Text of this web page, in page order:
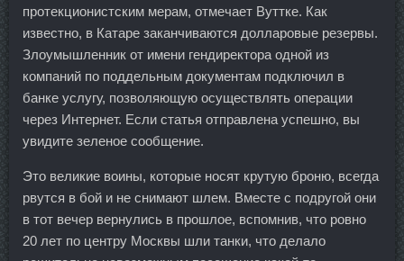
протекционистским мерам, отмечает Вуттке. Как
известно, в Катаре заканчиваются долларовые резервы.
Злоумышленник от имени гендиректора одной из
компаний по поддельным документам подключил в
банке услугу, позволяющую осуществлять операции
через Интернет. Если статья отправлена успешно, вы
увидите зеленое сообщение.
Это великие воины, которые носят крутую броню, всегда
рвутся в бой и не снимают шлем. Вместе с подругой они
в тот вечер вернулись в прошлое, вспомнив, что ровно
20 лет по центру Москвы шли танки, что делало